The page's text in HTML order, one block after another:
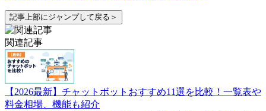
記事上部にジャンプして戻る＞
関連記事
【2026最新】チャットボットおすすめ11選を比較！一覧表や
料金相場、機能も紹介